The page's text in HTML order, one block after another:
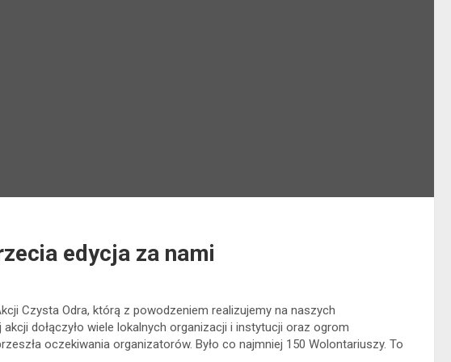
edycja za nami
Czysta Odra, którą z powodzeniem realizujemy na naszych
dołączyło wiele lokalnych organizacji i instytucji oraz ogrom
oczekiwania organizatorów. Było co najmniej 150 Wolontariuszy. To